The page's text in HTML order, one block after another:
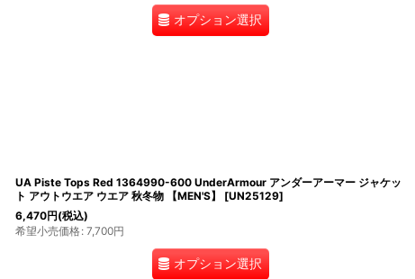
オプション選択
UA Piste Tops Red 1364990-600 UnderArmour アンダーアーマー ジャケッ
ト アウトウエア ウエア 秋冬物 【MEN'S】
[UN25129]
6,470円(税込)
希望小売価格: 7,700円
オプション選択